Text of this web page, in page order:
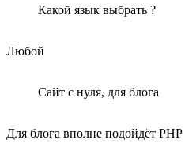
Какой язык выбрать ?
Любой
Сайт с нуля, для блога
Для блога вполне подойдёт PHP